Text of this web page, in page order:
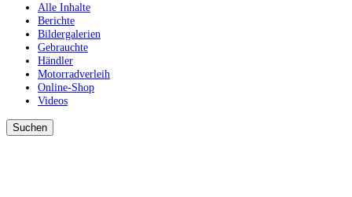
Alle Inhalte
Berichte
Bildergalerien
Gebrauchte
Händler
Motorradverleih
Online-Shop
Videos
Suchen